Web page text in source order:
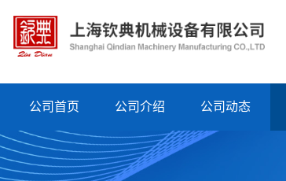
公司首页 公司介绍 公司动态